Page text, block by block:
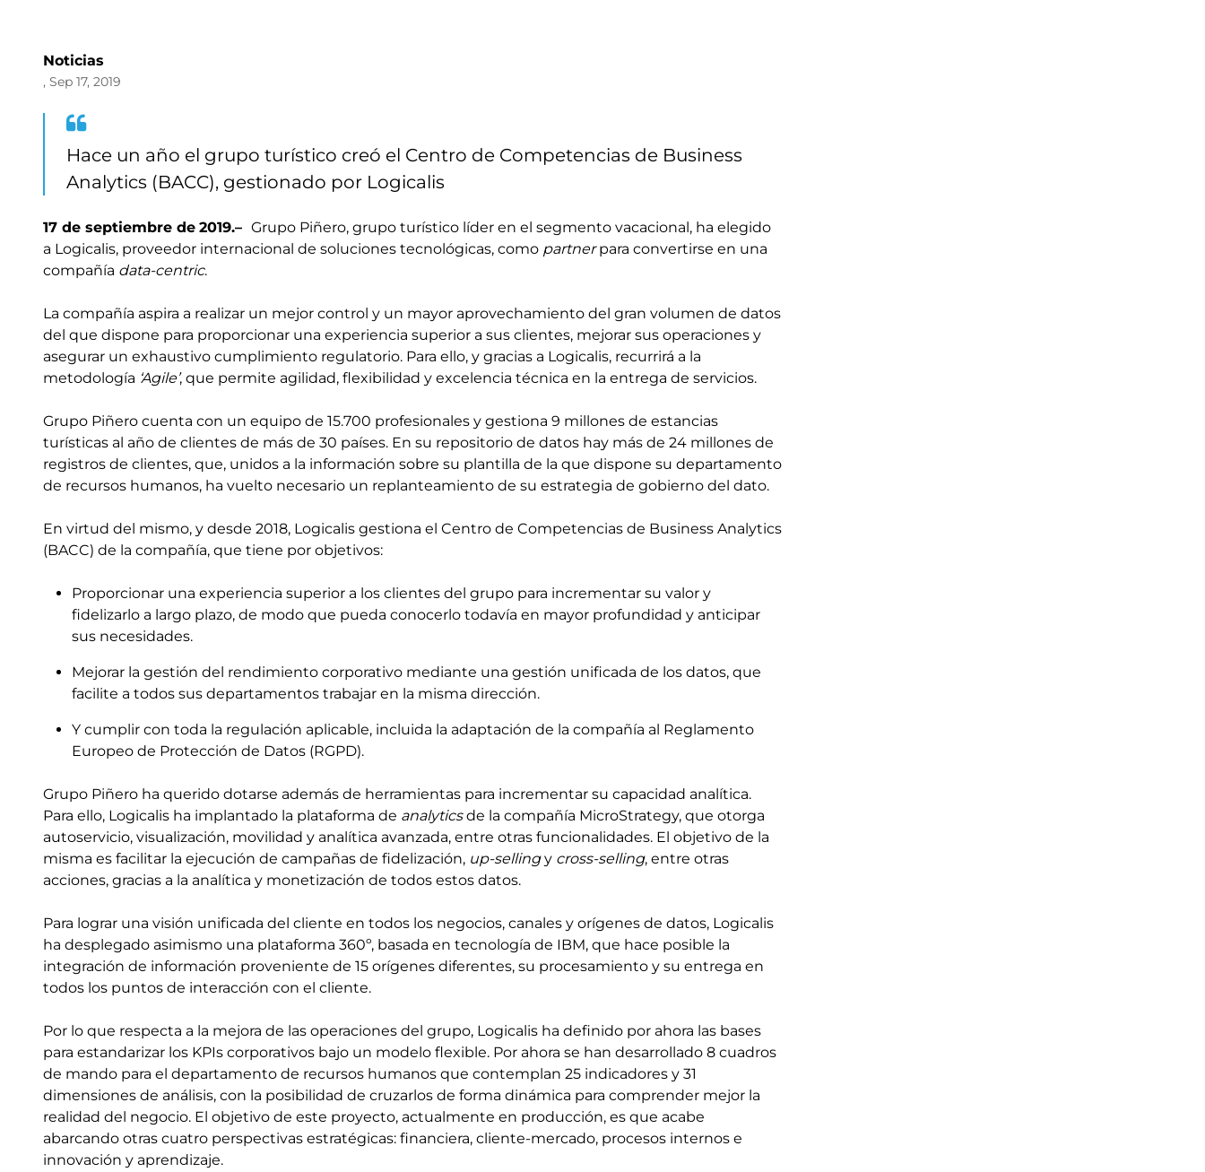
Noticias
, Sep 17, 2019
Hace un año el grupo turístico creó el Centro de Competencias de Business
Analytics (BACC), gestionado por Logicalis
17 de septiembre de 2019.– Grupo Piñero, grupo turístico líder en el segmento vacacional, ha elegido
a Logicalis, proveedor internacional de soluciones tecnológicas, como partnerpara convertirse en una
compañía data-centric.
La compañía aspira a realizar un mejor control y un mayor aprovechamiento del gran volumen de datos
del que dispone para proporcionar una experiencia superior a sus clientes, mejorar sus operaciones y
asegurar un exhaustivo cumplimiento regulatorio. Para ello, y gracias a Logicalis, recurrirá a la
metodología ‘Agile’, que permite agilidad, flexibilidad y excelencia técnica en la entrega de servicios.
Grupo Piñero cuenta con un equipo de 15.700 profesionales y gestiona 9 millones de estancias
turísticas al año de clientes de más de 30 países. En su repositorio de datos hay más de 24 millones de
registros de clientes, que, unidos a la información sobre su plantilla de la que dispone su departamento
de recursos humanos, ha vuelto necesario un replanteamiento de su estrategia de gobierno del dato.
En virtud del mismo, y desde 2018, Logicalis gestiona el Centro de Competencias de Business Analytics
(BACC) de la compañía, que tiene por objetivos:
Proporcionar una experiencia superior a los clientes del grupo para incrementar su valor y
fidelizarlo a largo plazo, de modo que pueda conocerlo todavía en mayor profundidad y anticipar
sus necesidades.
Mejorar la gestión del rendimiento corporativo mediante una gestión unificada de los datos, que
facilite a todos sus departamentos trabajar en la misma dirección.
Y cumplir con toda la regulación aplicable, incluida la adaptación de la compañía al Reglamento
Europeo de Protección de Datos (RGPD).
Grupo Piñero ha querido dotarse además de herramientas para incrementar su capacidad analítica.
Para ello, Logicalis ha implantado la plataforma de analyticsde la compañía MicroStrategy, que otorga
autoservicio, visualización, movilidad y analítica avanzada, entre otras funcionalidades. El objetivo de la
misma es facilitar la ejecución de campañas de fidelización, up-sellingy cross-selling, entre otras
acciones, gracias a la analítica y monetización de todos estos datos.
Para lograr una visión unificada del cliente en todos los negocios, canales y orígenes de datos, Logicalis
ha desplegado asimismo una plataforma 360º, basada en tecnología de IBM, que hace posible la
integración de información proveniente de 15 orígenes diferentes, su procesamiento y su entrega en
todos los puntos de interacción con el cliente.
Por lo que respecta a la mejora de las operaciones del grupo, Logicalis ha definido por ahora las bases
para estandarizar los KPIs corporativos bajo un modelo flexible. Por ahora se han desarrollado 8 cuadros
de mando para el departamento de recursos humanos que contemplan 25 indicadores y 31
dimensiones de análisis, con la posibilidad de cruzarlos de forma dinámica para comprender mejor la
realidad del negocio. El objetivo de este proyecto, actualmente en producción, es que acabe
abarcando otras cuatro perspectivas estratégicas: financiera, cliente-mercado, procesos internos e
innovación y aprendizaje.